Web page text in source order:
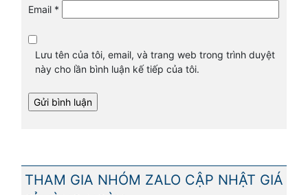
Email *
Lưu tên của tôi, email, và trang web trong trình duyệt
này cho lần bình luận kế tiếp của tôi.
THAM GIA NHÓM ZALO CẬP NHẬT GIÁ